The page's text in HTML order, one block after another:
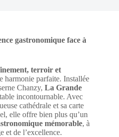
gastronomique face à
terroir et
harmonie parfaite. Installée
Chanzy, La Grande
incontournable. Avec
cathédrale et sa carte
elle offre bien plus qu’un
mémorable, à
et de l’excellence.